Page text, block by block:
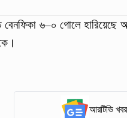
৬–০ গোলে হারিয়েছে
আরটিভি